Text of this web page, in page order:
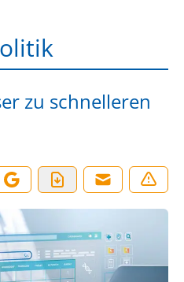
zu schnelleren